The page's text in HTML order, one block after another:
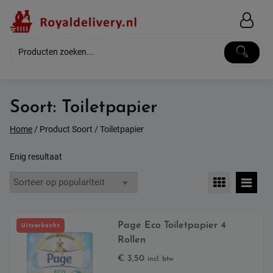
content
Soort: Toiletpapier
Home/ Product Soort / Toiletpapier
Enig resultaat
Uitverkocht
Page Eco Toiletpapier 4
Rollen
€ 3,50 incl. btw